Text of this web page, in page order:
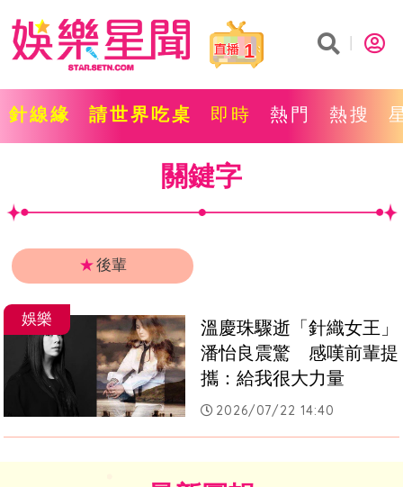
1
針線緣 請世界吃桌 即時 熱門 熱搜
關鍵字
★後輩
娛樂
溫慶珠驟逝「針織女王」
潘怡良震驚　感嘆前輩提
攜：給我很大力量
2026/07/22 14:40